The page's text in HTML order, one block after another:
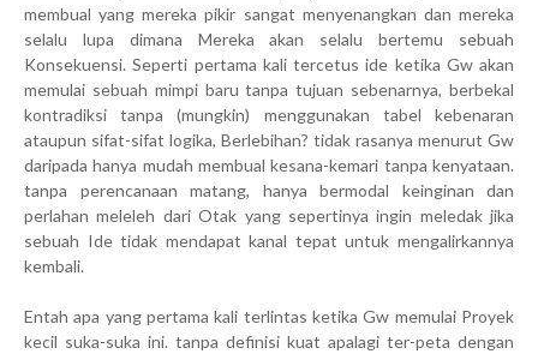
membual yang mereka pikir sangat menyenangkan dan mereka
selalu lupa dimana Mereka akan selalu bertemu sebuah
Konsekuensi. Seperti pertama kali tercetus ide ketika Gw akan
memulai sebuah mimpi baru tanpa tujuan sebenarnya, berbekal
kontradiksi tanpa (mungkin) menggunakan tabel kebenaran
ataupun sifat-sifat logika, Berlebihan? tidak rasanya menurut Gw
daripada hanya mudah membual kesana-kemari tanpa kenyataan.
tanpa perencanaan matang, hanya bermodal keinginan dan
perlahan meleleh dari Otak yang sepertinya ingin meledak jika
sebuah Ide tidak mendapat kanal tepat untuk mengalirkannya
kembali.
Entah apa yang pertama kali terlintas ketika Gw memulai Proyek
kecil suka-suka ini. tanpa definisi kuat apalagi ter-peta dengan